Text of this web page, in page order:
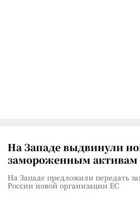
На Западе выдвинули
замороженным активам
На Западе предложили передать
России новой организации ЕС